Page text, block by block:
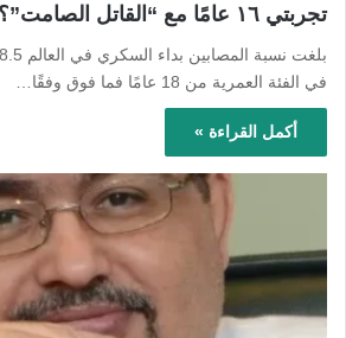
تجربتي ١٦ عامًا مع “القاتل الصامت”؟!
في الفئة العمرية من 18 عامًا فما فوق وفقًا…
أكمل القراءة »